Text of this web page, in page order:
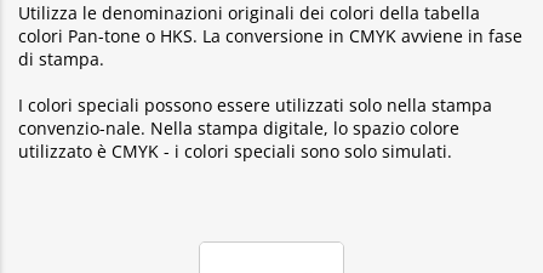
Utilizza le denominazioni originali dei colori della tabella
colori Pan-tone o HKS. La conversione in CMYK avviene in fase
di stampa.
I colori speciali possono essere utilizzati solo nella stampa
convenzio-nale. Nella stampa digitale, lo spazio colore
utilizzato è CMYK - i colori speciali sono solo simulati.